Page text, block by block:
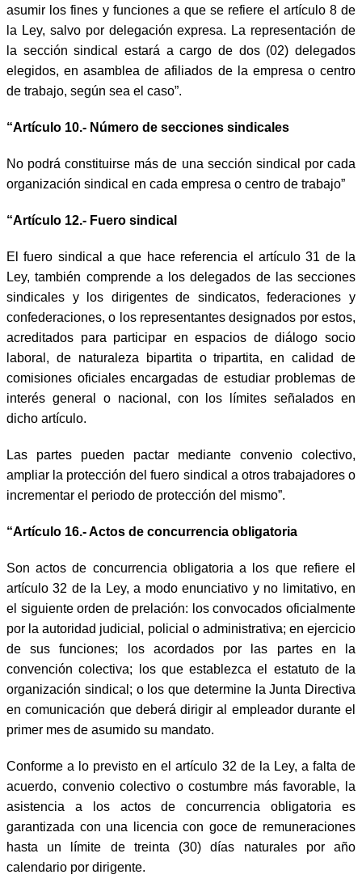
asumir los fines y funciones a que se refiere el artículo 8 de
la Ley, salvo por delegación expresa. La representación de
la sección sindical estará a cargo de dos (02) delegados
elegidos, en asamblea de afiliados de la empresa o centro
de trabajo, según sea el caso”.
“Artículo 10.- Número de secciones sindicales
No podrá constituirse más de una sección sindical por cada
organización sindical en cada empresa o centro de trabajo”
“Artículo 12.- Fuero sindical
El fuero sindical a que hace referencia el artículo 31 de la
Ley, también comprende a los delegados de las secciones
sindicales y los dirigentes de sindicatos, federaciones y
confederaciones, o los representantes designados por estos,
acreditados para participar en espacios de diálogo socio
laboral, de naturaleza bipartita o tripartita, en calidad de
comisiones oficiales encargadas de estudiar problemas de
interés general o nacional, con los límites señalados en
dicho artículo.
Las partes pueden pactar mediante convenio colectivo,
ampliar la protección del fuero sindical a otros trabajadores o
incrementar el periodo de protección del mismo”.
“Artículo 16.- Actos de concurrencia obligatoria
Son actos de concurrencia obligatoria a los que refiere el
artículo 32 de la Ley, a modo enunciativo y no limitativo, en
el siguiente orden de prelación: los convocados oficialmente
por la autoridad judicial, policial o administrativa; en ejercicio
de sus funciones; los acordados por las partes en la
convención colectiva; los que establezca el estatuto de la
organización sindical; o los que determine la Junta Directiva
en comunicación que deberá dirigir al empleador durante el
primer mes de asumido su mandato.
Conforme a lo previsto en el artículo 32 de la Ley, a falta de
acuerdo, convenio colectivo o costumbre más favorable, la
asistencia a los actos de concurrencia obligatoria es
garantizada con una licencia con goce de remuneraciones
hasta un límite de treinta (30) días naturales por año
calendario por dirigente.